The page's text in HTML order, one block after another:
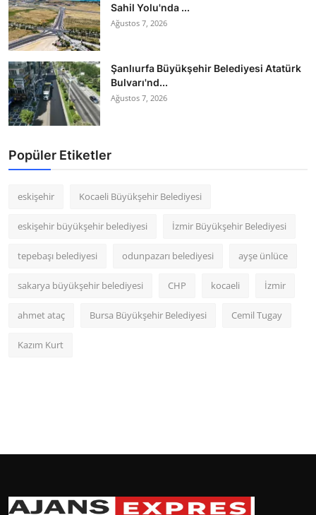
Sahil Yolu'nda ...
Ağustos 7, 2026
Şanlıurfa Büyükşehir Belediyesi Atatürk
Bulvarı'nd...
Ağustos 7, 2026
Popüler Etiketler
eskişehir Kocaeli Büyükşehir Belediyesi
eskişehir büyükşehir belediyesi İzmir Büyükşehir Belediyesi
tepebaşı belediyesi odunpazarı belediyesi ayşe ünlüce
sakarya büyükşehir belediyesi CHP kocaeli İzmir
ahmet ataç Bursa Büyükşehir Belediyesi Cemil Tugay
Kazım Kurt